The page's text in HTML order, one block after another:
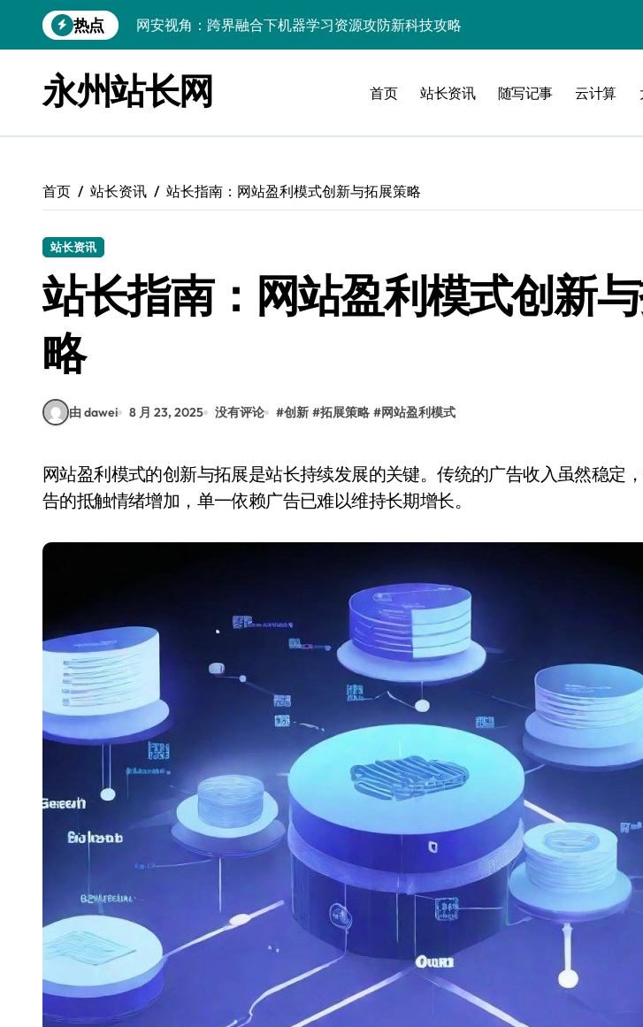
到
热点
Ruby赋能跨界融合：科技整合资源，站长新篇破界启航
技术赋能跨界整合，科技驱动站点增长新引擎爆发
Windows高效搭建：精准管理运行库，加速创业
Go内核驱动：构建健康评论区生态
开发资讯提炼精要：云运维视角下的技术洞察升级
技术赋能小程序：跨界融合破局，资源整合掘金科技新蓝海
永州站长网 首页 站长资讯 随写记事 云计算
首页 站长资讯 站长指南：网站盈利模式创新与拓展策略
站长资讯
站长指南：网站盈利模式创新
略
由 dawei 8 月 23, 2025 没有评论 #创新 #拓展策略 #网站盈利模式
网站盈利模式的创新与拓展是站长持续发展的关键。传统的广告收入虽然稳定，但随着用户对广
告的抵触情绪增加，单一依赖广告已难以维持长期增长。